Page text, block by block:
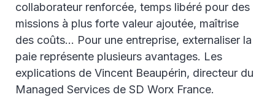
collaborateur renforcée, temps libéré pour des
missions à plus forte valeur ajoutée, maîtrise
des coûts… Pour une entreprise, externaliser la
paie représente plusieurs avantages. Les
explications de Vincent Beaupérin, directeur du
Managed Services de SD Worx France.